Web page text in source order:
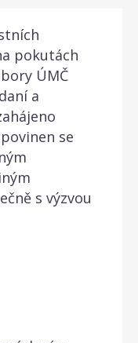
pokutách
ÚMČ
a
se
s výzvou